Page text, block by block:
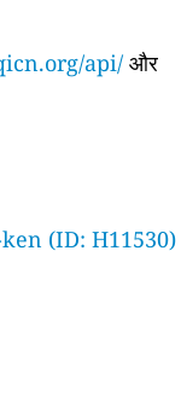
api/ और
(ID: H11530)